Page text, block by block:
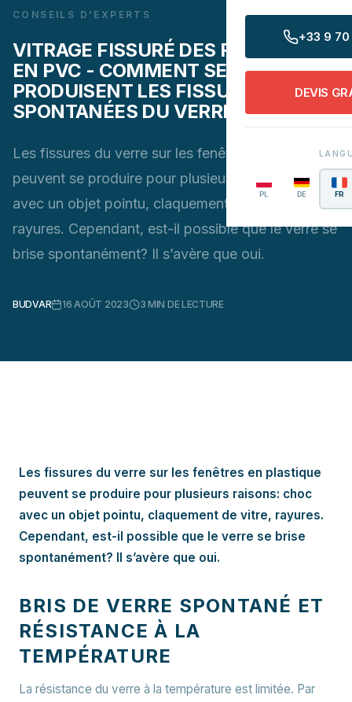
+33 9 70
DEVIS
PL DE FR
CONSEILS D'EXPERTS
VITRAGE FISSURÉ DES FENÊTRES
EN PVC - COMMENT SE
PRODUISENT LES FISSURES
SPONTANÉES DU VERRE?
Les fissures du verre sur les fenêtres en plastique
peuvent se produire pour plusieurs raisons: choc
avec un objet pointu, claquement de vitre,
rayures. Cependant, est-il possible que le verre se
brise spontanément? Il s’avère que oui.
BUDVAR 16 AOÛT 2023 3 MIN DE LECTURE
Les fissures du verre sur les fenêtres en plastique
peuvent se produire pour plusieurs raisons: choc
avec un objet pointu, claquement de vitre, rayures.
Cependant, est-il possible que le verre se brise
spontanément? Il s’avère que oui.
BRIS DE VERRE SPONTANÉ ET
RÉSISTANCE À LA
TEMPÉRATURE
La résistance du verre à la température est limitée. Par